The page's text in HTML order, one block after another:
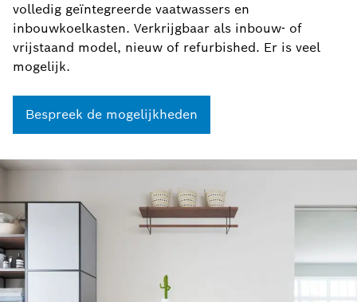
volledig geïntegreerde vaatwassers en
inbouwkoelkasten. Verkrijgbaar als inbouw- of
vrijstaand model, nieuw of refurbished. Er is veel
mogelijk.
Bespreek de mogelijkheden